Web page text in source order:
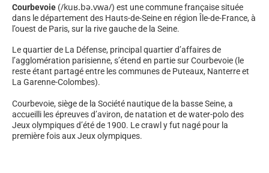
Courbevoie (/kuʁ.bə.vwa/) est une commune française située
dans le département des Hauts-de-Seine en région Île-de-France, à
l’ouest de Paris, sur la rive gauche de la Seine.
Le quartier de La Défense, principal quartier d’affaires de
l’agglomération parisienne, s’étend en partie sur Courbevoie (le
reste étant partagé entre les communes de Puteaux, Nanterre et
La Garenne-Colombes).
Courbevoie, siège de la Société nautique de la basse Seine, a
accueilli les épreuves d’aviron, de natation et de water-polo des
Jeux olympiques d’été de 1900. Le crawl y fut nagé pour la
première fois aux Jeux olympiques.